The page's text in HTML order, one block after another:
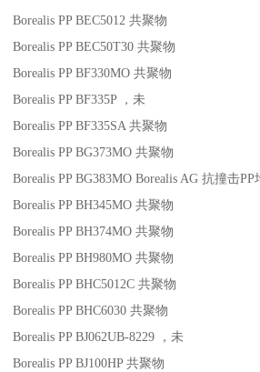
Borealis PP BEC5012 共聚物
Borealis PP BEC50T30 共聚物
Borealis PP BF330MO 共聚物
Borealis PP BF335P
，未
Borealis PP BF335SA 共聚物
Borealis PP BG373MO 共聚物
Borealis PP BG383MO Borealis AG 抗撞击PP
Borealis PP BH345MO 共聚物
Borealis PP BH374MO 共聚物
Borealis PP BH980MO 共聚物
Borealis PP BHC5012C 共聚物
Borealis PP BHC6030 共聚物
Borealis PP BJ062UB-8229
，未
Borealis PP BJ100HP 共聚物